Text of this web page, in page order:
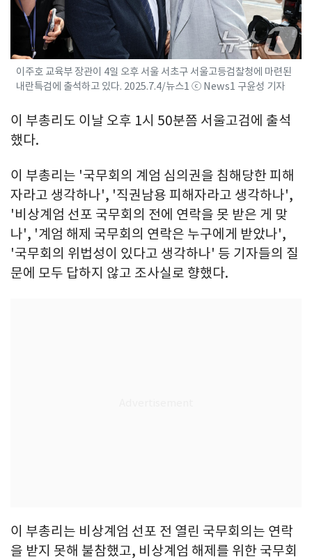
이주호 교육부 장관이 4일 오후 서울 서초구 서울고등검찰청에 마련된
내란특검에 출석하고 있다. 2025.7.4/뉴스1 ⓒ News1 구윤성 기자
이 부총리도 이날 오후 1시 50분쯤 서울고검에 출석
했다.
이 부총리는 '국무회의 계엄 심의권을 침해당한 피해
자라고 생각하나', '직권남용 피해자라고 생각하나',
'비상계엄 선포 국무회의 전에 연락을 못 받은 게 맞
나', '계엄 해제 국무회의 연락은 누구에게 받았나',
'국무회의 위법성이 있다고 생각하나' 등 기자들의 질
문에 모두 답하지 않고 조사실로 향했다.
이 부총리는 비상계엄 선포 전 열린 국무회의는 연락
을 받지 못해 불참했고, 비상계엄 해제를 위한 국무회